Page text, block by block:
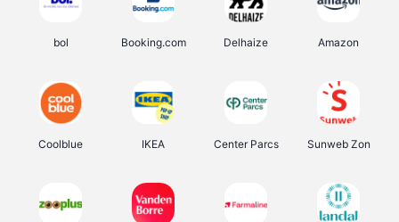
bol Booking.com Delhaize Amazon
Coolblue IKEA Center Parcs Sunweb Zon